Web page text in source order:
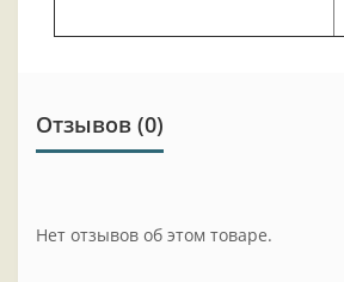
Отзывов (0)
Нет отзывов об этом товаре.